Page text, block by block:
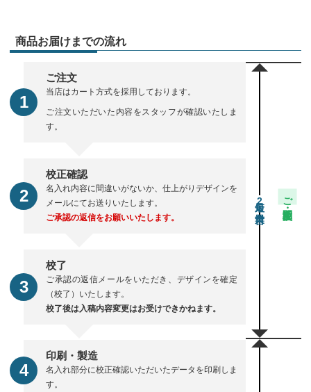
商品お届けまでの流れ
ご注文
当店はカート方式を採用しております。
ご注文いただいた内容をスタッフが確認いたしま
す。
校正確認
名入れ内容に間違いがないか、仕上がりデザインを
メールにてお送りいたします。
ご承認の返信をお願いいたします。
校了
ご承認の返信メールをいただき、デザインを確定
（校了）いたします。
校了後は入稿内容変更はお受けできかねます。
2 ご注文・校正期間
印刷・製造
名入れ部分に校正確認いただいたデータを印刷しま
す。